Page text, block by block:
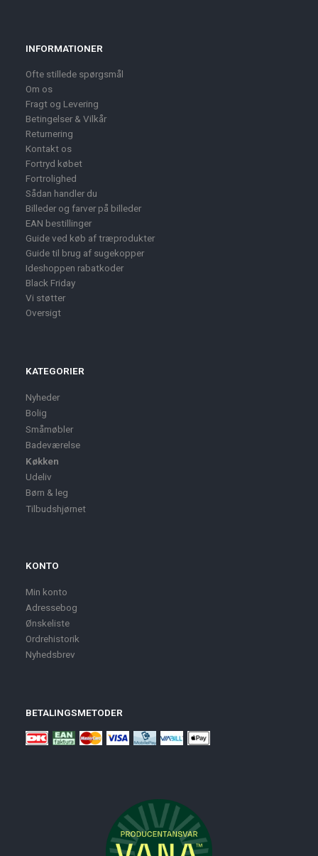
INFORMATIONER
Ofte stillede spørgsmål
Om os
Fragt og Levering
Betingelser & Vilkår
Returnering
Kontakt os
Fortryd købet
Fortrolighed
Sådan handler du
Billeder og farver på billeder
EAN bestillinger
Guide ved køb af træprodukter
Guide til brug af sugekopper
Ideshoppen rabatkoder
Black Friday
Vi støtter
Oversigt
KATEGORIER
Nyheder
Bolig
Småmøbler
Badeværelse
Køkken
Udeliv
Børn & leg
Tilbudshjørnet
KONTO
Min konto
Adressebog
Ønskeliste
Ordrehistorik
Nyhedsbrev
BETALINGSMETODER